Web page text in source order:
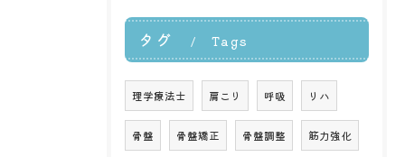
タグ Tags
理学療法士 肩こり 呼吸 リハ
骨盤 骨盤矯正 骨盤調整 筋力強化